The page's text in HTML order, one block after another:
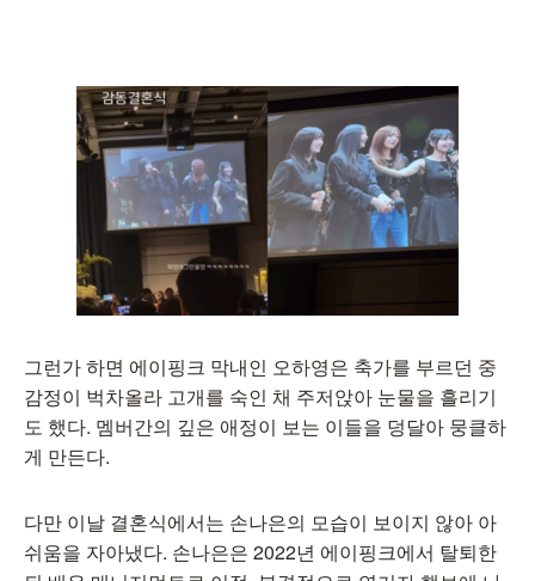
그런가 하면 에이핑크 막내인 오하영은 축가를 부르던 중
감정이 벅차올라 고개를 숙인 채 주저앉아 눈물을 흘리기
도 했다. 멤버간의 깊은 애정이 보는 이들을 덩달아 뭉클하
게 만든다.
다만 이날 결혼식에서는 손나은의 모습이 보이지 않아 아
쉬움을 자아냈다. 손나은은 2022년 에이핑크에서 탈퇴한